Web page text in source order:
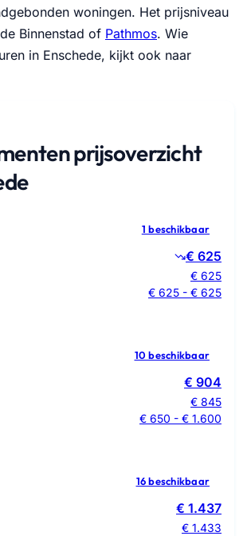
woningen. Het prijsniveau
Binnenstad of Pathmos. Wie
in Enschede, kijkt ook naar
prijsoverzicht
1 beschikbaar
€ 625
€ 625
€ 625 - € 625
10 beschikbaar
€ 904
€ 845
€ 650 - € 1.600
16 beschikbaar
€ 1.437
€ 1.433